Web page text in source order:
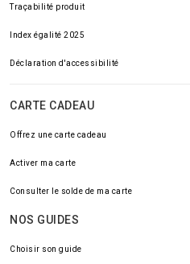
Traçabilité produit
Index égalité 2025
Déclaration d'accessibilité
CARTE CADEAU
Offrez une carte cadeau
Activer ma carte
Consulter le solde de ma carte
NOS GUIDES
Choisir son guide